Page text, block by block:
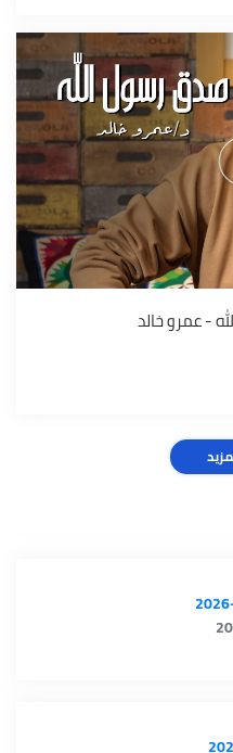
- عمرو خالد